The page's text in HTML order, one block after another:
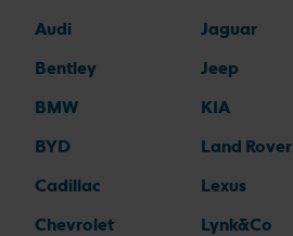
Audi
Bentley
BMW
BYD
Cadillac
Chevrolet
Jaguar
Jeep
KIA
Land Rover
Lexus
Lynk&Co